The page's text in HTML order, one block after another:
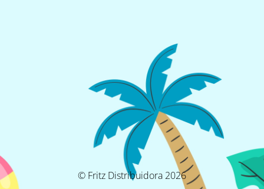
© Fritz Distribuidora 2026